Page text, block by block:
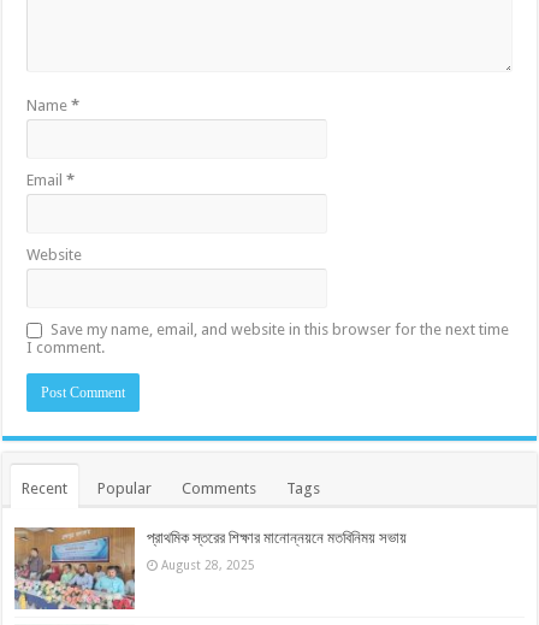
Name*
Email*
Website
Save my name, email, and website in this browser for the next time
I comment.
Recent Popular Comments Tags
প্রাথমিক স্তরের শিক্ষার মানোন্নয়নে মতবিনিময় সভায়
August 28, 2025